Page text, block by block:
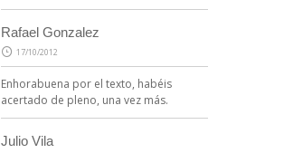
Rafael Gonzalez
17/10/2012
Enhorabuena por el texto, habéis
acertado de pleno, una vez más.
Julio Vila